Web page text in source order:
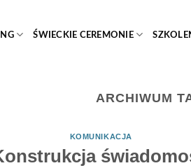
ŚWIECKIE CEREMONIE
ARCHIWUM
KOMUNIKACJA